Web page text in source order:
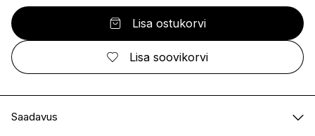
Lisa ostukorvi
Lisa soovikorvi
Saadavus